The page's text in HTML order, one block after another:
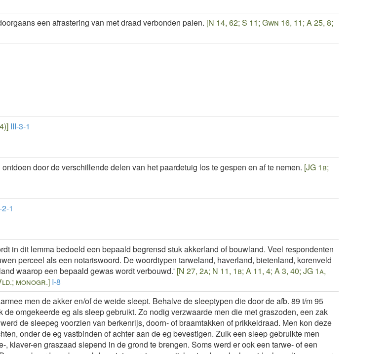
een afrastering van met draad verbonden palen. [N 14, 62; S 11; Gwn 16, 11; A 25, 8;
III-3-1
door de verschillende delen van het paardetuig los te gespen en af te nemen. [JG 1b;
2-1
in dit lemma bedoeld een bepaald begrensd stuk akkerland of bouwland. Veel respondenten
perceel als een notariswoord. De woordtypen tarweland, haverland, bietenland, korenveld
waarop een bepaald gewas wordt verbouwd.' [N 27, 2a; N 11, 1b; A 11, 4; A 3, 40; JG 1a,
monogr.] I-8
men de akker en/of de weide sleept. Behalve de sleeptypen die door de afb. 89 t/m 95
de omgekeerde eg als sleep gebruikt. Zo nodig verzwaarde men die met graszoden, een zak
de sleepeg voorzien van berkenrijs, doorn- of braamtakken of prikkeldraad. Men kon deze
onder de eg vastbinden of achter aan de eg bevestigen. Zulk een sleep gebruikte men
, klaver-en graszaad slepend in de grond te brengen. Soms werd er ook een tarwe- of een